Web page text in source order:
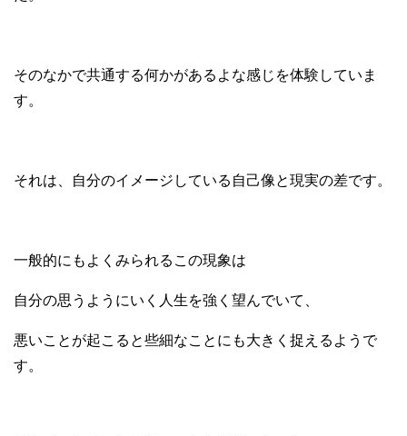
そのなかで共通する何かがあるよな感じを体験していま
す。
それは、自分のイメージしている自己像と現実の差です。
一般的にもよくみられるこの現象は
自分の思うようにいく人生を強く望んでいて、
悪いことが起こると些細なことにも大きく捉えるようで
す。